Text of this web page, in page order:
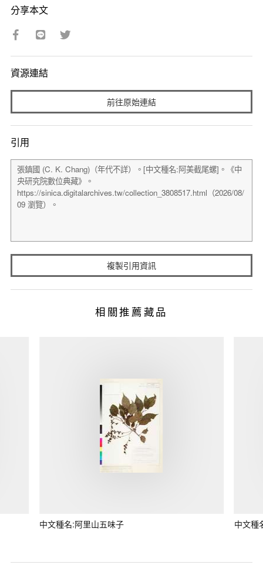
分享本文
資源連結
前往原始連結
引用
複製引用資訊
相關推薦藏品
中文種名:阿里山五味子 中文種